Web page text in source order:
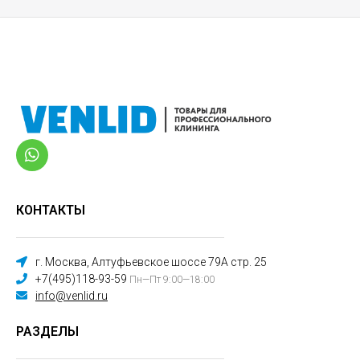
КОНТАКТЫ
г. Москва, Алтуфьевское шоссе 79А стр. 25
+7(495)118-93-59 Пн—Пт 9:00—18:00
info@venlid.ru
РАЗДЕЛЫ